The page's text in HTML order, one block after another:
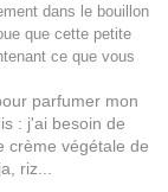
dans le bouillon
que cette petite
ce que vous
parfumer mon
: j'ai besoin de
crème végétale de
riz...